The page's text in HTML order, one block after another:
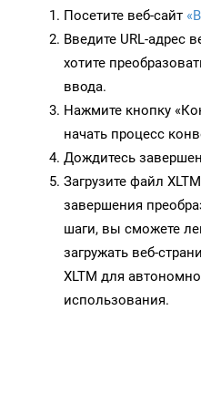
Посетите веб-сайт
Введите URL-адрес
хотите
ввода.
Нажмите кнопку
начать процесс
Дождитесь
Загрузите файл
завершения
шаги, вы сможете
загружать веб-
XLTM для
использования.